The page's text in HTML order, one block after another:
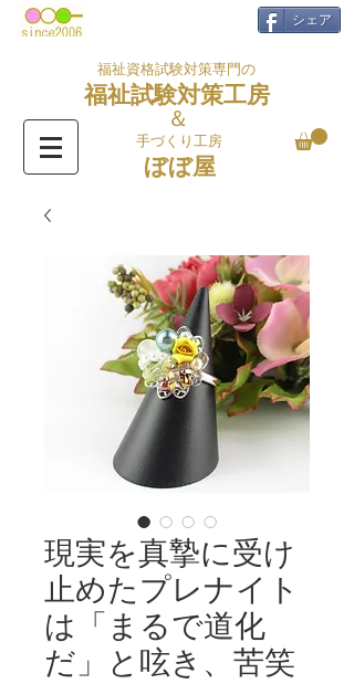
シェア
福祉資格試験対策専門の
福祉試験対策工房
＆
手づくり工房
ぼぼ屋
現実を真摯に受け
止めたプレナイト
は「まるで道化
だ」と呟き、苦笑